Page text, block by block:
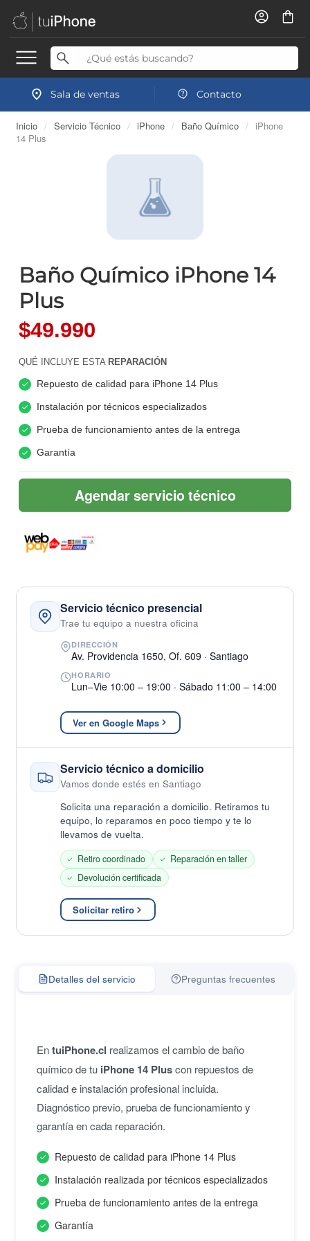
Sala de ventas Contacto
Inicio / Servicio Técnico / iPhone / Baño Químico / iPhone
14 Plus
Baño Químico iPhone 14
Plus
$49.990
QUÉ INCLUYE ESTA REPARACIÓN
Repuesto de calidad para iPhone 14 Plus
Instalación por técnicos especializados
Prueba de funcionamiento antes de la entrega
Garantía
Agendar servicio técnico
Servicio técnico presencial
Trae tu equipo a nuestra oficina
DIRECCIÓN
Av. Providencia 1650, Of. 609 · Santiago
HORARIO
Lun–Vie 10:00 – 19:00 · Sábado 11:00 – 14:00
Ver en Google Maps
Servicio técnico a domicilio
Vamos donde estés en Santiago
Solicita una reparación a domicilio. Retiramos tu
equipo, lo reparamos en poco tiempo y te lo
llevamos de vuelta.
Retiro coordinado
Reparación en taller
Devolución certificada
Solicitar retiro
Detalles del servicio Preguntas frecuentes
EntuiPhone.cl realizamos el cambio de baño
químico de tu iPhone 14 Pluscon repuestos de
calidad e instalación profesional incluida.
Diagnóstico previo, prueba de funcionamiento y
garantía en cada reparación.
Repuesto de calidad para iPhone 14 Plus
Instalación realizada por técnicos especializados
Prueba de funcionamiento antes de la entrega
Garantía